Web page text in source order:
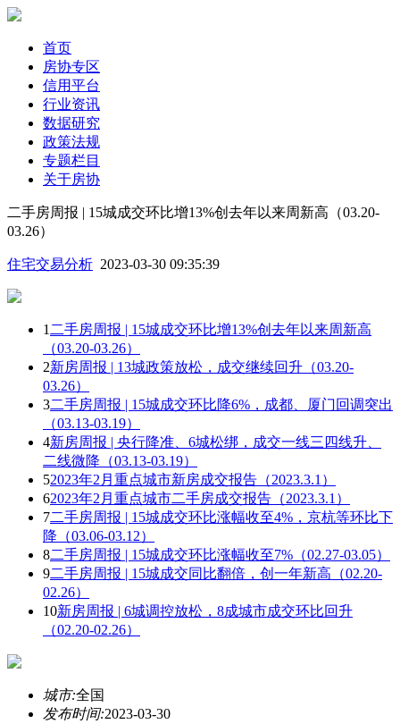
首页
房协专区
信用平台
行业资讯
数据研究
政策法规
专题栏目
关于房协
二手房周报 | 15城成交环比增13%创去年以来周新高（03.20-
03.26）
住宅交易分析 2023-03-30 09:35:39
1 二手房周报 | 15城成交环比增13%创去年以来周新高
（03.20-03.26）
2新房周报 | 13城政策放松，成交继续回升（03.20-
03.26）
3二手房周报 | 15城成交环比降6%，成都、厦门回调突出
（03.13-03.19）
4新房周报 | 央行降准、6城松绑，成交一线三四线升、
二线微降（03.13-03.19）
52023年2月重点城市新房成交报告（2023.3.1）
62023年2月重点城市二手房成交报告（2023.3.1）
7二手房周报 | 15城成交环比涨幅收至4%，京杭等环比下
降（03.06-03.12）
8二手房周报 | 15城成交环比涨幅收至7%（02.27-03.05）
9二手房周报 | 15城成交同比翻倍，创一年新高（02.20-
02.26）
10新房周报 | 6城调控放松，8成城市成交环比回升
（02.20-02.26）
城市:全国
发布时间:2023-03-30